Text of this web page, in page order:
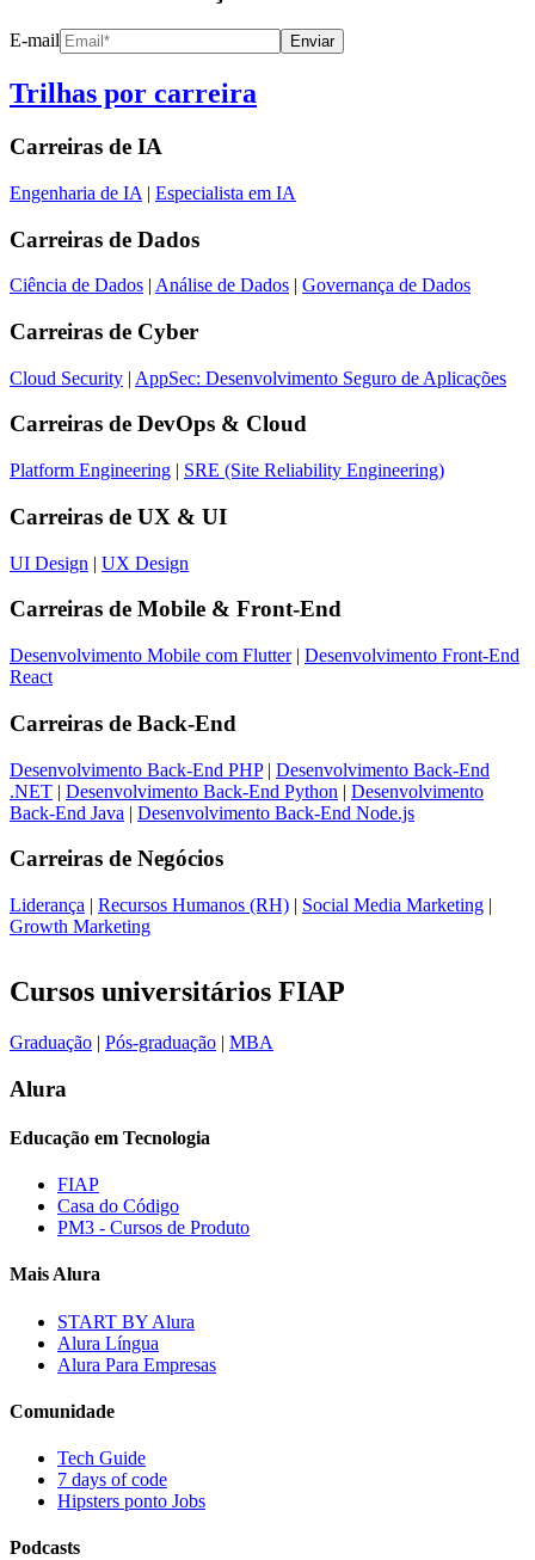
E-mail Enviar
Trilhas por carreira
Carreiras de IA
Engenharia de IA | Especialista em IA
Carreiras de Dados
Ciência de Dados | Análise de Dados | Governança de Dados
Carreiras de Cyber
Cloud Security | AppSec: Desenvolvimento Seguro de Aplicações
Carreiras de DevOps & Cloud
Platform Engineering | SRE (Site Reliability Engineering)
Carreiras de UX & UI
UI Design | UX Design
Carreiras de Mobile & Front-End
Desenvolvimento Mobile com Flutter| Desenvolvimento Front-End
React
Carreiras de Back-End
Desenvolvimento Back-End PHP| Desenvolvimento Back-End
.NET | Desenvolvimento Back-End Python | Desenvolvimento
Back-End Java | Desenvolvimento Back-End Node.js
Carreiras de Negócios
Liderança | Recursos Humanos (RH) | Social Media Marketing |
Growth Marketing
Cursos universitários FIAP
Graduação | Pós-graduação | MBA
Alura
Educação em Tecnologia
FIAP
Casa do Código
PM3 - Cursos de Produto
Mais Alura
START BY Alura
Alura Língua
Alura Para Empresas
Comunidade
Tech Guide
7 days of code
Hipsters ponto Jobs
Podcasts